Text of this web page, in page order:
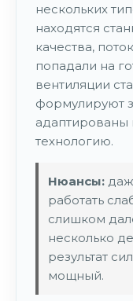
нескольких
находятся
качества,
попадали на
вентиляции
формулируют
адаптированы
технологию.
Нюансы:
работать
слишком
несколько
результат
мощный.